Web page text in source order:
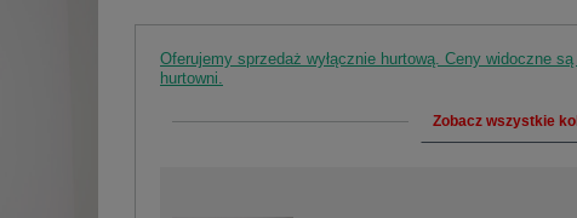
Oferujemy sprzedaż wyłącznie hurtową. Ceny widoczne
hurtowni.
Zobacz wszystkie